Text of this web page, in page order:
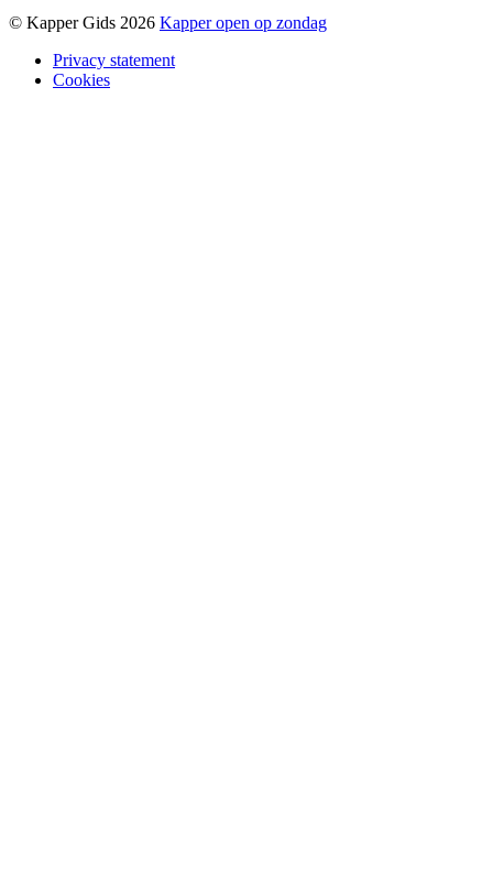
© Kapper Gids 2026 Kapper open op zondag
Privacy statement
Cookies